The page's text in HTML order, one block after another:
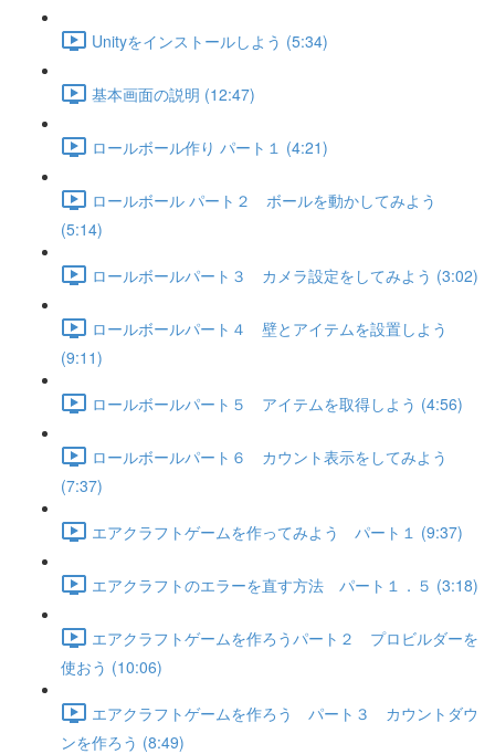
Unityをインストールしよう (5:34)
基本画面の説明 (12:47)
ロールボール作り パート１ (4:21)
ロールボール パート２ ボールを動かしてみよう
(5:14)
ロールボールパート３ カメラ設定をしてみよう (3:02)
ロールボールパート４ 壁とアイテムを設置しよう
(9:11)
ロールボールパート５ アイテムを取得しよう (4:56)
ロールボールパート６ カウント表示をしてみよう
(7:37)
エアクラフトゲームを作ってみよう パート１ (9:37)
エアクラフトのエラーを直す方法 パート１．５ (3:18)
エアクラフトゲームを作ろうパート２ プロビルダーを
使おう (10:06)
エアクラフトゲームを作ろう パート３ カウントダウ
ンを作ろう (8:49)